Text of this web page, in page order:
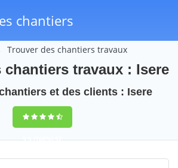
chantiers
Trouver des chantiers travaux
chantiers travaux : Isere
et des clients : Isere
9,5(100%)52
votes